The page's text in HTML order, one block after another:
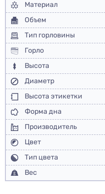
Материал
Объем
Тип горловины
Горло
Высота
Диаметр
Высота этикетки
Форма дна
Производитель
Цвет
Тип цвета
Вес